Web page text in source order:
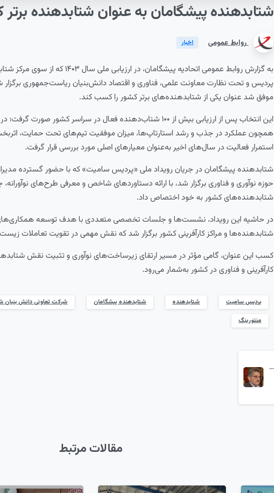
شتابدهندهپیشگامانبهعنوانشتابدهندهبرتر
روابط عمومی اخبار
به گزارش روابط عمومی اتحادیه پیشگامان، در
پردیس و تحت نظارت معاونت علمی، فناوری و اقتصاد دانش‌بنیان ریاست‌جمهوری
موفق شد عنوان یکی از شتابدهنده‌های برتر کشور را کسب کند.
این انتخاب پس از ارزیابی بیش از ۱۰۰ شتاب‌دهنده فعال در سراسر کشور
همچون عملکرد در جذب و رشد استارتاپ‌ها، میزان موفقیت تیم‌های تحت حمایت،
استمرار فعالیت در سال‌های اخیر به‌عنوان معیارهای اصلی مورد بررسی قرار گرفت.
شتابدهنده پیشگامان در جریان رویداد ملی «پردیس سامیت» که با حضور گسترده
حوزه نوآوری و فناوری برگزار شد، با ارائه دستاوردهای شاخص و معرفی طرح‌های نوآورانه،
شتابدهنده‌های کشور به خود اختصاص داد.
در حاشیه این رویداد، نشست‌ها و جلسات تخصصی متعددی با هدف توسعه
شتابدهنده‌ها و مراکز کارآفرینی کشور برگزار شد که نقش مهمی در تقویت تعاملات
کسب این عنوان، گامی مؤثر در مسیر ارتقای زیرساخت‌های نوآوری و تثبیت نقش
کارآفرینی و فناوری در کشور به‌شمار می‌رود.
پردیس سامیت شتابدهنده شتابدهنده پیشگامان شرکت تعاونی دانش بنیان
منتورینگ
پیام مدیرعامل گروه تعاونی پیشگامان به مناسبت بیست‌ ونهمین سالگرد تأسیس
مقالات مرتبط